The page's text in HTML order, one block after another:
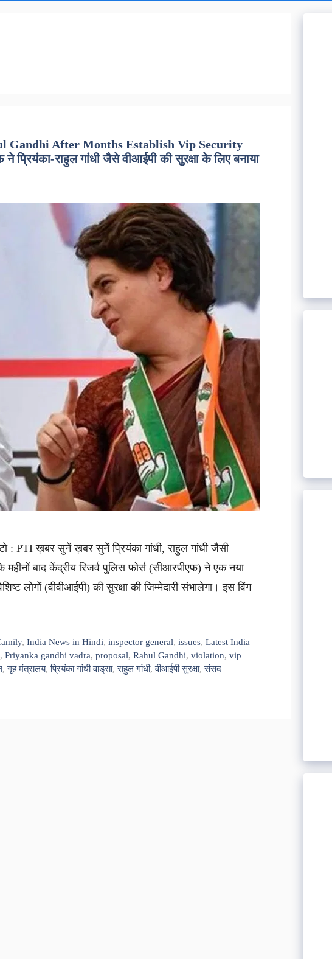
Gandhi After Months Establish Vip Security
राहुल गांधी जैसे वीआईपी की सुरक्षा के लिए बनाया
: PTI ख़बर सुनें ख़बर सुनें प्रियंका गांधी, राहुल गांधी जैसी
महीनों बाद केंद्रीय रिजर्व पुलिस फोर्स (सीआरपीएफ) ने एक नया
लोगों (वीवीआईपी) की सुरक्षा की जिम्मेदारी संभालेगा। इस विंग
,India News in Hindi,inspector general,issues,Latest India
, Priyanka gandhi vadra, proposal, Rahul Gandhi, violation, vip
,गृह मंत्रालय,प्रियंका गांधी वाड्राा,राहुल गांधी,वीआईपी सुरक्षा,संसद